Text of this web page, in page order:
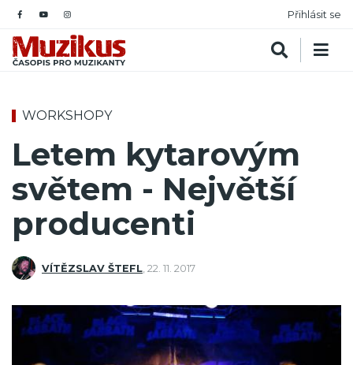
Přihlásit se
WORKSHOPY
Letem kytarovým
světem - Největší
producenti
VÍTĚZSLAV ŠTEFL 22. 11. 2017